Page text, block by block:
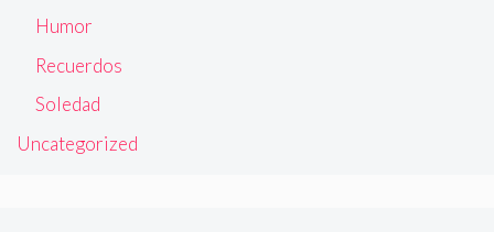
Humor
Recuerdos
Soledad
Uncategorized